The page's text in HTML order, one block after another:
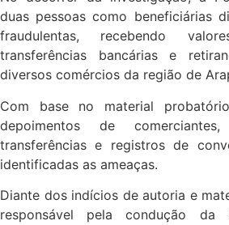
duas pessoas como beneficiárias
fraudulentas, recebendo
transferências bancárias e
diversos comércios da região de
Com base no material
depoimentos de
transferências e registros de
identificadas as ameaças.
Diante dos indícios de autoria e
responsável pela condução da